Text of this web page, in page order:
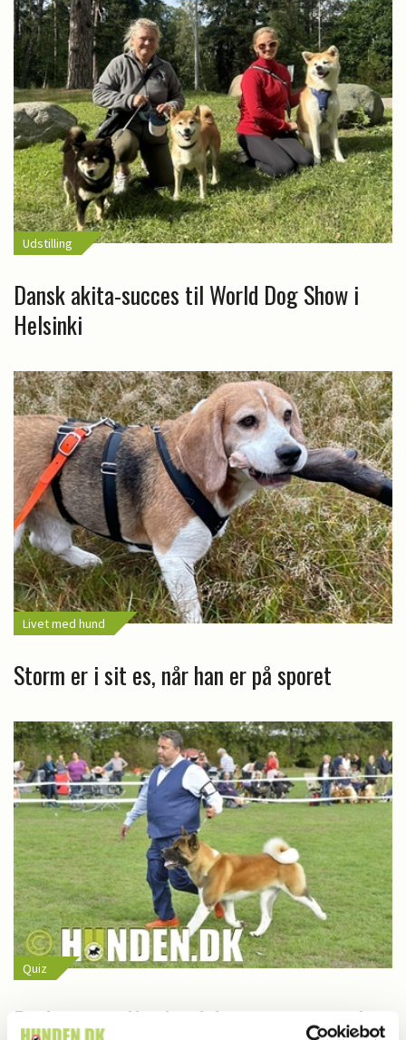
Udstilling
Dansk akita-succes til World Dog Show i
Helsinki
Livet med hund
Storm er i sit es, når han er på sporet
Quiz
Fredagsquiz: Hvad ved du om american akita